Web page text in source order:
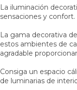
La iluminación
sensaciones y confort.
La gama decorativa de
estos ambientes de
agradable
Consiga un espacio
de luminarias de